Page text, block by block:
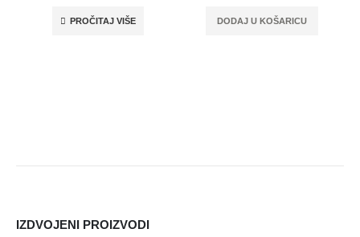
PROČITAJ VIŠE DODAJ U KOŠARICU
IZDVOJENI PROIZVODI